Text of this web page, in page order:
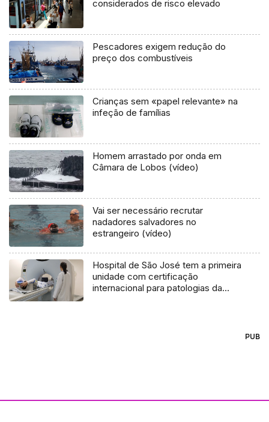
considerados de risco elevado
Pescadores exigem redução do
preço dos combustíveis
Crianças sem «papel relevante» na
infeção de famílias
Homem arrastado por onda em
Câmara de Lobos (vídeo)
Vai ser necessário recrutar
nadadores salvadores no
estrangeiro (vídeo)
Hospital de São José tem a primeira
unidade com certificação
internacional para patologias da
PUB